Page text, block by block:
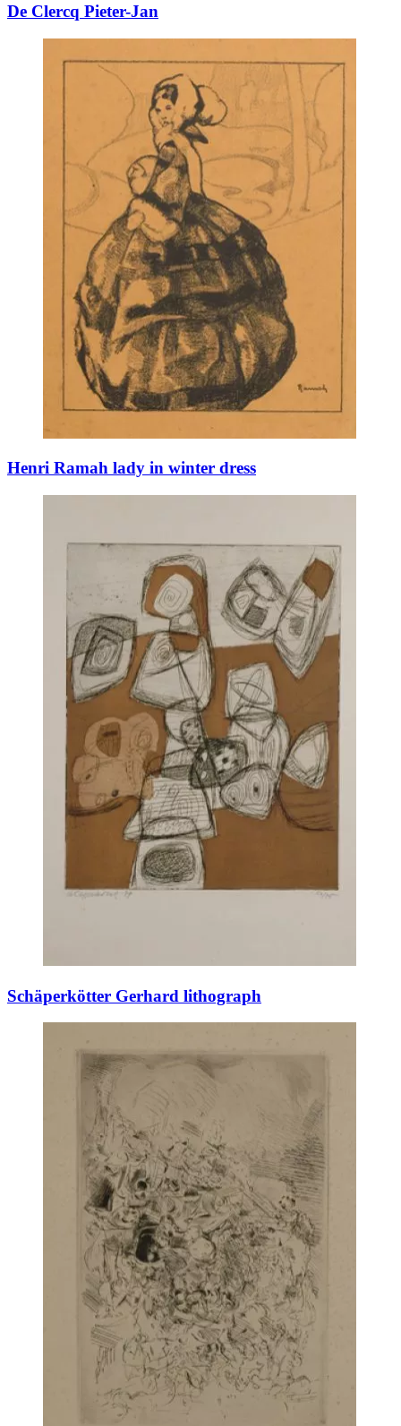
De Clercq Pieter-Jan
Henri Ramah lady in winter dress
Schäperkötter Gerhard lithograph